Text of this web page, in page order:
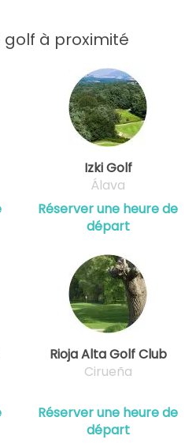
golf à proximité
Izki Golf
Álava
Réserver une heure de
départ
Rioja Alta Golf Club
Cirueña
Réserver une heure de
départ